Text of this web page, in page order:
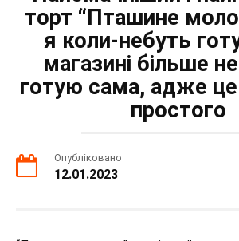
торт “Пташине
я коли-небуть
магазині більше
готую сама, адже це
простого
Опубліковано
12.01.2023